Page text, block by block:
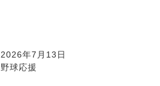
2026年7月13日
野球応援